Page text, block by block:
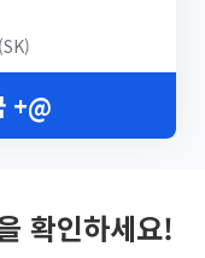
(SK)
+@
확인하세요!